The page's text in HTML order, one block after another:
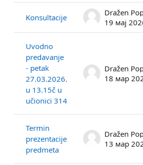
Konsultacije
Dražen
19 мај
Uvodno
predavanje
- petak
27.03.2026.
u 13.15č u
učionici 314
Dražen
18 мар
Termin
prezentacije
predmeta
Dražen
13 мар